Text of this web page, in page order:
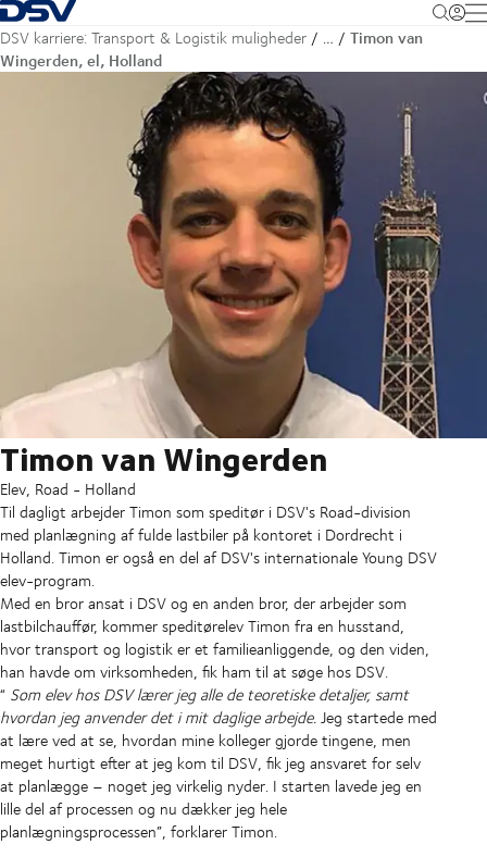
Tilbage til forsiden
DSV karriere: Transport & Logistik muligheder …
Timon van
Wingerden, el, Holland
Timon van Wingerden
Elev, Road - Holland
Til dagligt arbejder Timon som speditør i DSV's Road-division
med planlægning af fulde lastbiler på kontoret i Dordrecht i
Holland. Timon er også en del af DSV's internationale Young DSV
elev-program.
Med en bror ansat i DSV og en anden bror, der arbejder som
lastbilchauffør, kommer speditørelev Timon fra en husstand,
hvor transport og logistik er et familieanliggende, og den viden,
han havde om virksomheden, fik ham til at søge hos DSV.
“ Som elev hos DSV lærer jeg alle de teoretiske detaljer, samt
hvordan jeg anvender det i mit daglige arbejde.Jeg startede med
at lære ved at se, hvordan mine kolleger gjorde tingene, men
meget hurtigt efter at jeg kom til DSV, fik jeg ansvaret for selv
at planlægge – noget jeg virkelig nyder. I starten lavede jeg en
lille del af processen og nu dækker jeg hele
planlægningsprocessen”, forklarer Timon.